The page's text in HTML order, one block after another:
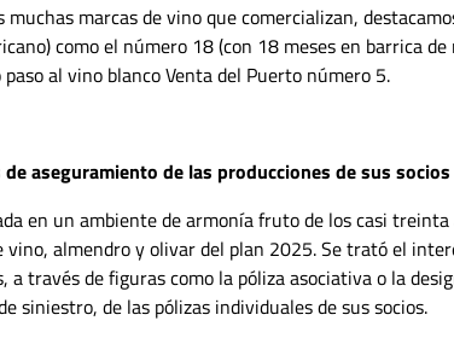
marcas de vino que comercializan,
como el número 18 (con 18 meses en barrica
al vino blanco Venta del Puerto número 5.
aseguramiento de las producciones de sus
en un ambiente de armonía fruto de los casi
vino, almendro y olivar del plan 2025. Se trató el
a través de figuras como la póliza asociativa o la
siniestro, de las pólizas individuales de sus socios.